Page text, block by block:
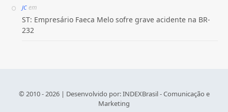
JCem
ST: Empresário Faeca Melo sofre grave acidente na BR-
232
© 2010 - 2026 | Desenvolvido por:INDEXBrasil - Comunicação e
Marketing